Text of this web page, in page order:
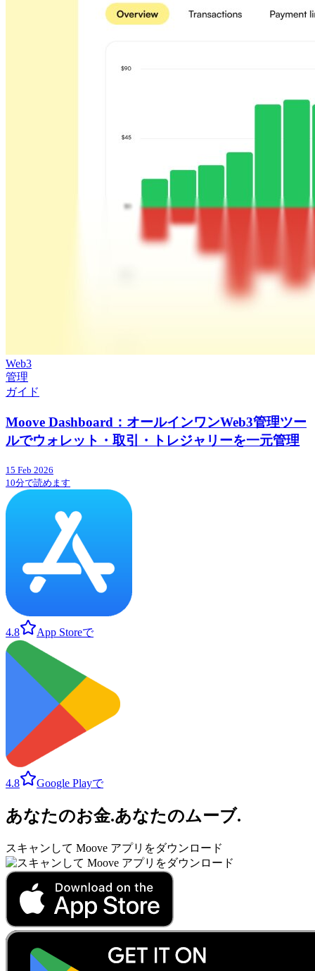
Web3
管理
ガイド
Moove Dashboard：オールインワンWeb3管理ツー
ルでウォレット・取引・トレジャリーを一元管理
15 Feb 2026
10分で読めます
4.8 App Storeで
4.8 Google Playで
あなたのお金.あなたのムーブ.
スキャンして Moove アプリをダウンロード